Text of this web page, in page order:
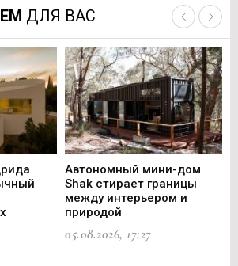
ДЛЯ ВАС
Автономный мини-дом
Shak стирает границы
между интерьером и
природой
05.08.2026, 17:27